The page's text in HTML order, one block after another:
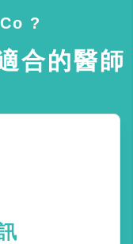
?
合的醫師